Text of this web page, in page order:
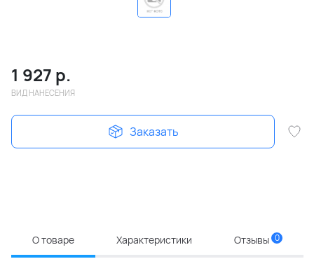
1 927 р.
ВИД НАНЕСЕНИЯ
Заказать
О товаре Характеристики Отзывы 0